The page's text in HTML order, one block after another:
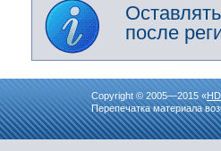
после
Copyright © 2005—2015 «
Перепечатка материала